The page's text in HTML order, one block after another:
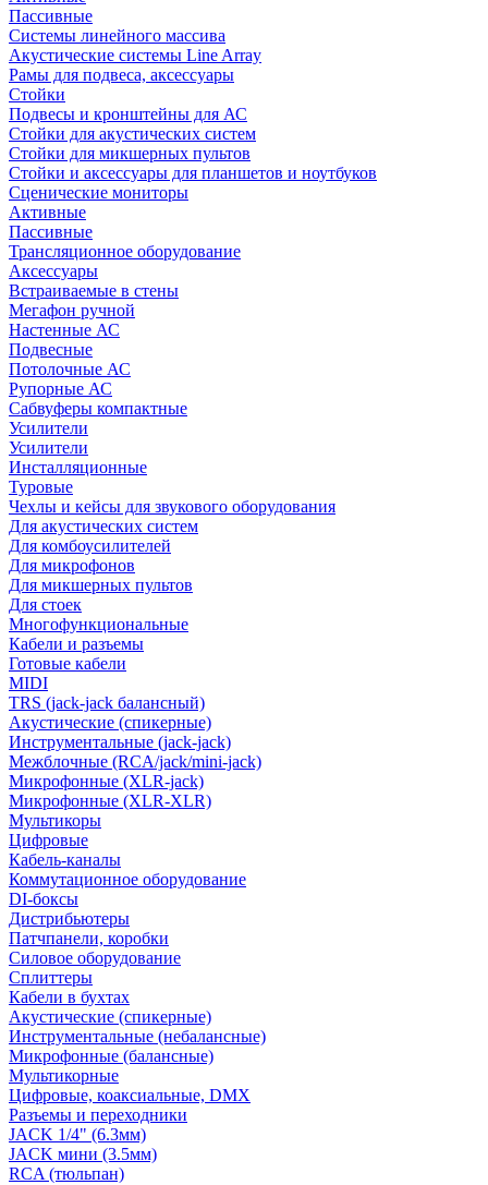
Пассивные
Системы линейного массива
Акустические системы Line Array
Рамы для подвеса, аксессуары
Стойки
Подвесы и кронштейны для АС
Стойки для акустических систем
Стойки для микшерных пультов
Стойки и аксессуары для планшетов и ноутбуков
Сценические мониторы
Активные
Пассивные
Трансляционное оборудование
Аксессуары
Встраиваемые в стены
Мегафон ручной
Настенные АС
Подвесные
Потолочные АС
Рупорные АС
Сабвуферы компактные
Усилители
Усилители
Инсталляционные
Туровые
Чехлы и кейсы для звукового оборудования
Для акустических систем
Для комбоусилителей
Для микрофонов
Для микшерных пультов
Для стоек
Многофункциональные
Кабели и разъемы
Готовые кабели
MIDI
TRS (jack-jack балансный)
Акустические (спикерные)
Инструментальные (jack-jack)
Межблочные (RCA/jack/mini-jack)
Микрофонные (XLR-jack)
Микрофонные (XLR-XLR)
Мультикоры
Цифровые
Кабель-каналы
Коммутационное оборудование
DI-боксы
Дистрибьютеры
Патчпанели, коробки
Силовое оборудование
Сплиттеры
Кабели в бухтах
Акустические (спикерные)
Инструментальные (небалансные)
Микрофонные (балансные)
Мультикорные
Цифровые, коаксиальные, DMX
Разъемы и переходники
JACK 1/4" (6.3мм)
JACK мини (3.5мм)
RCA (тюльпан)